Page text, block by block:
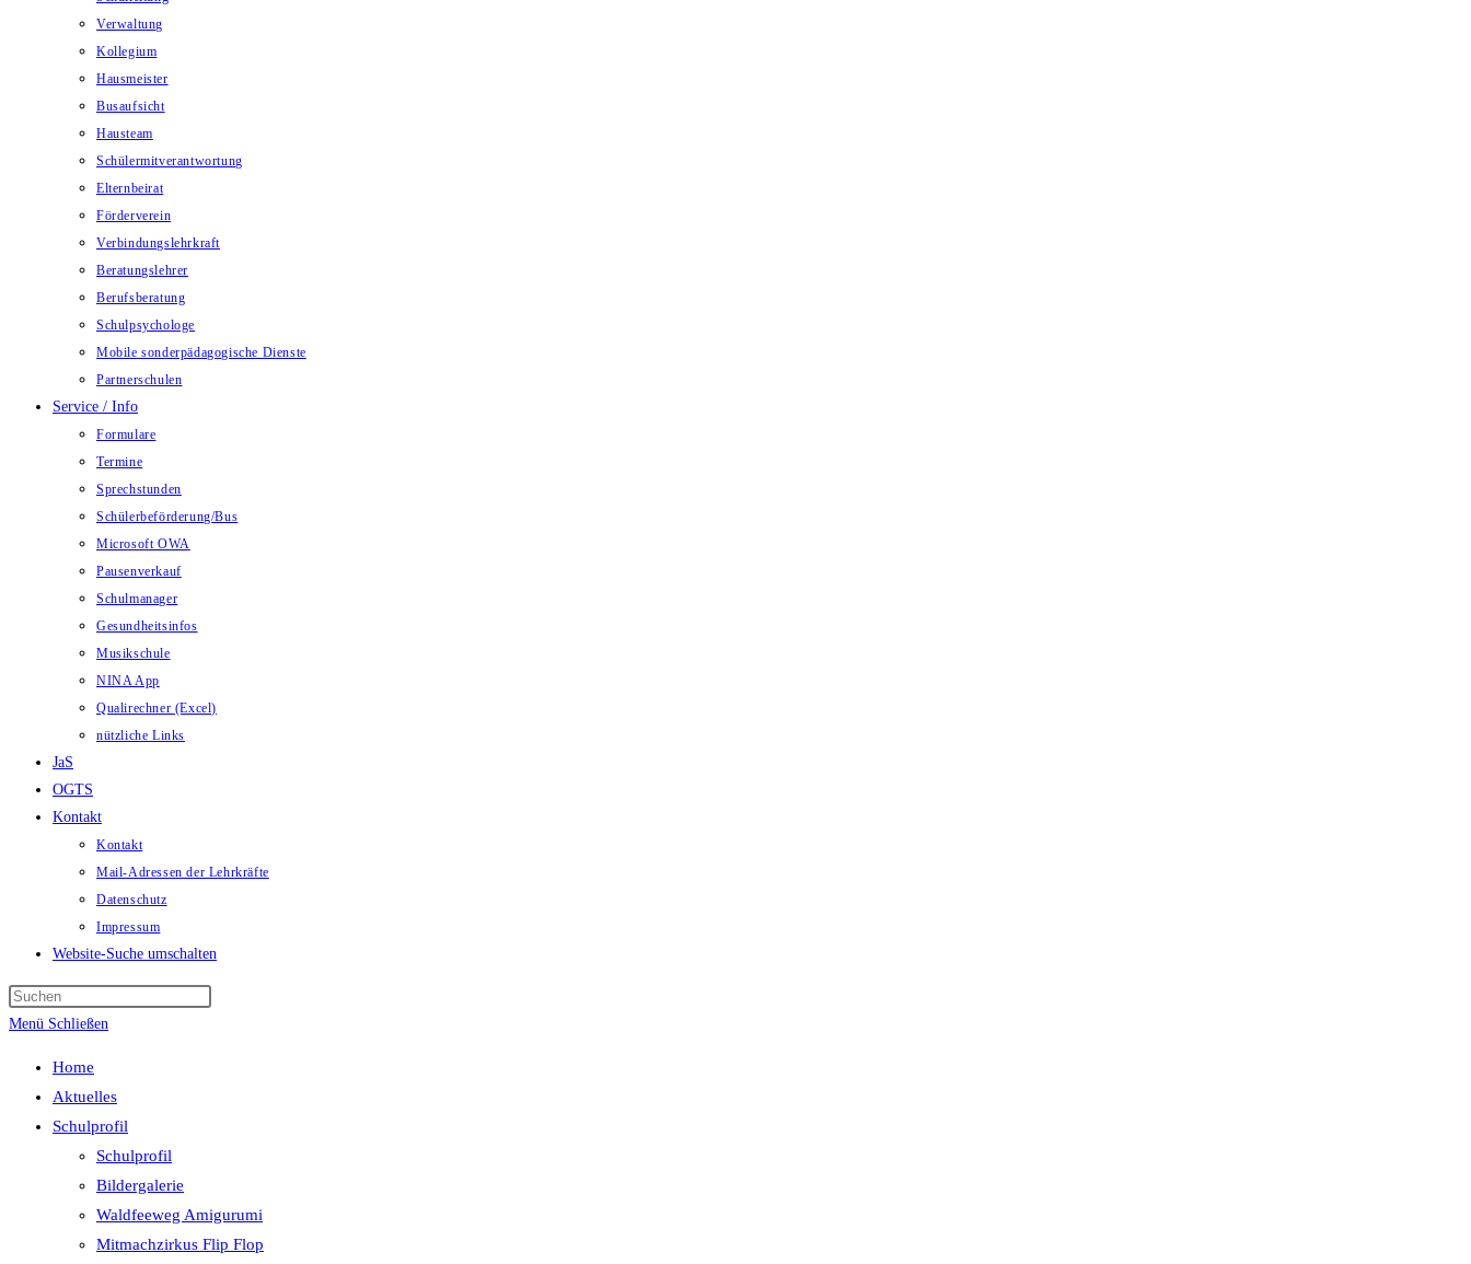
Verwaltung
Kollegium
Hausmeister
Busaufsicht
Hausteam
Schülermitverantwortung
Elternbeirat
Förderverein
Verbindungslehrkraft
Beratungslehrer
Berufsberatung
Schulpsychologe
Mobile sonderpädagogische Dienste
Partnerschulen
Service / Info
Formulare
Termine
Sprechstunden
Schülerbeförderung/Bus
Microsoft OWA
Pausenverkauf
Schulmanager
Gesundheitsinfos
Musikschule
NINA App
Qualirechner (Excel)
nützliche Links
JaS
OGTS
Kontakt
Kontakt
Mail-Adressen der Lehrkräfte
Datenschutz
Impressum
Website-Suche umschalten
Menü Schließen
Home
Aktuelles
Schulprofil
Schulprofil
Bildergalerie
Waldfeeweg Amigurumi
Mitmachzirkus Flip Flop